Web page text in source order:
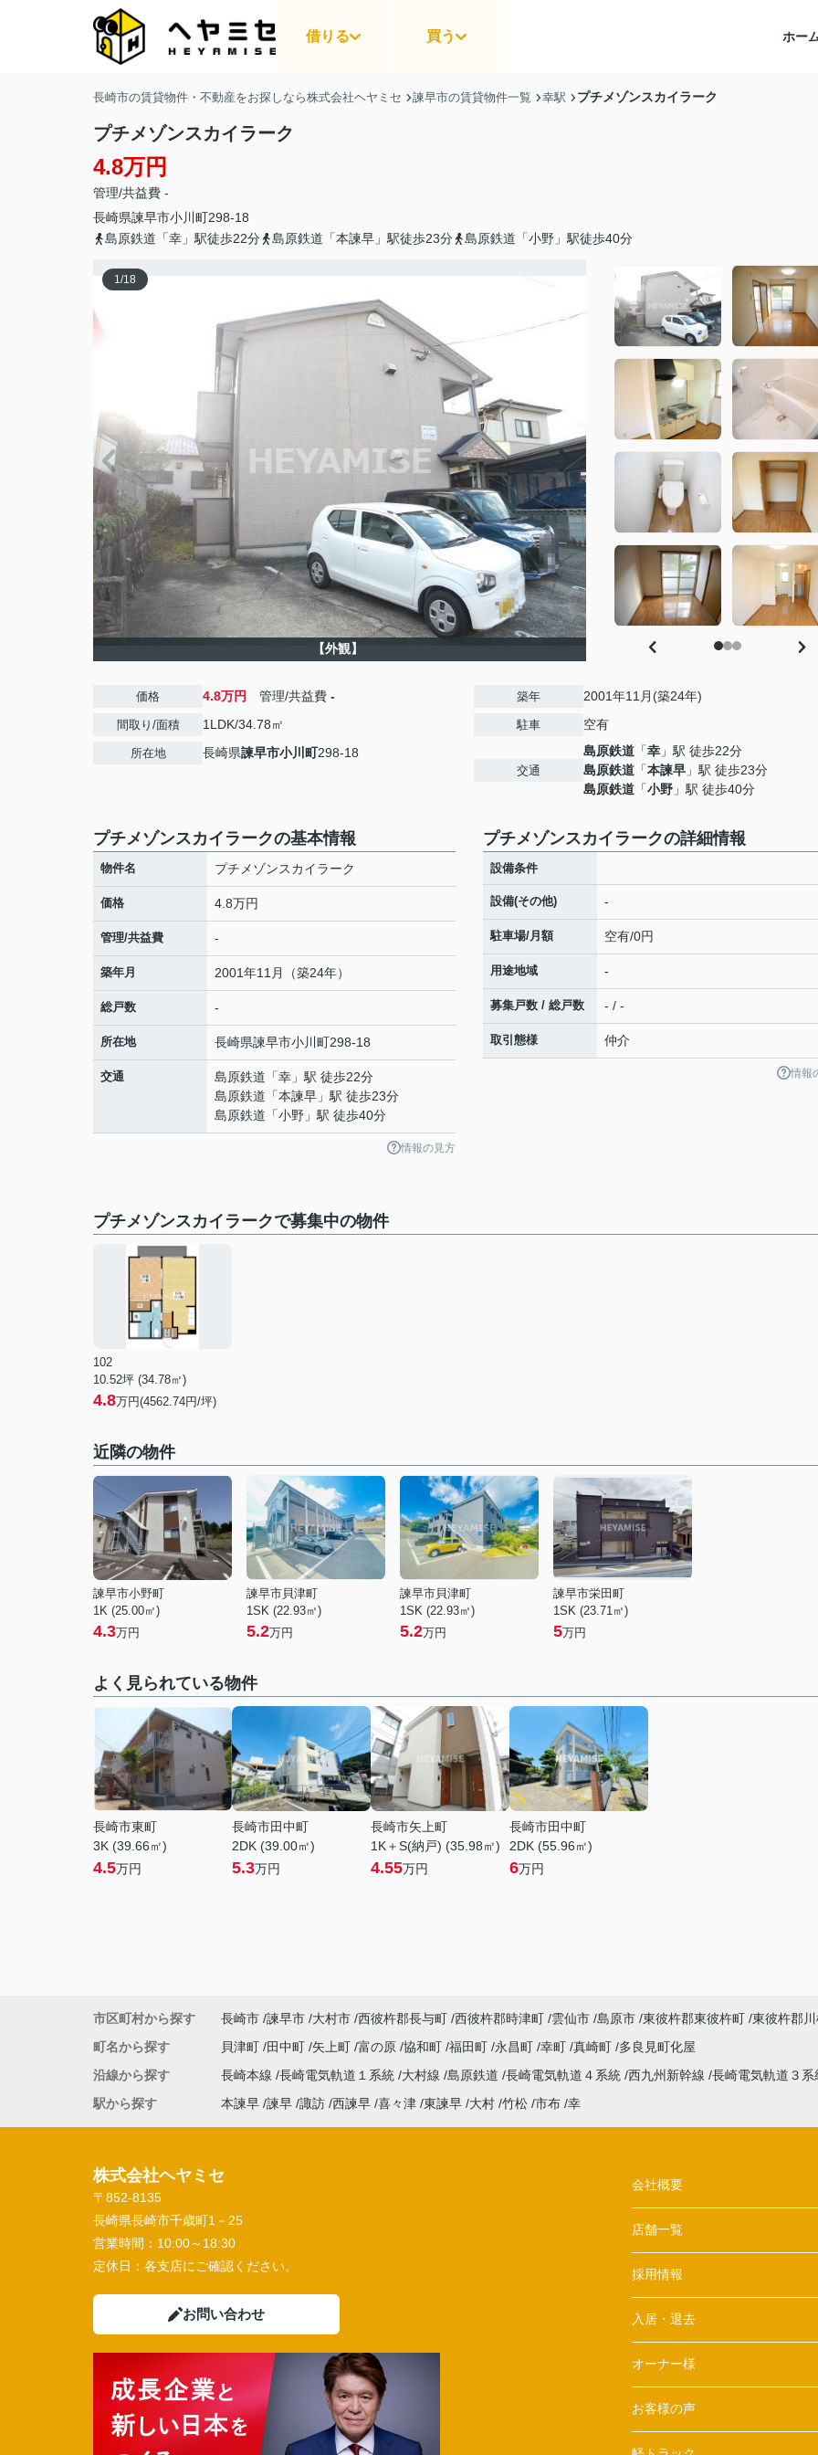
借りる 買う ホー
長崎市の賃貸物件・不動産をお探しなら株式会社ヘヤミセ 諫早市の賃貸物件一覧 幸駅 プチメゾンスカイラーク
プチメゾンスカイラーク
4.8万円
管理/共益費 -
長崎県諫早市小川町298-18
島原鉄道「幸」駅徒歩22分
島原鉄道「本諫早」駅徒歩23分 島原鉄道「小野」駅徒歩40分
1/18
【外観】
価格 4.8万円 管理/共益費 -
間取り/面積 1LDK/34.78㎡
所在地 長崎県諫早市小川町298-18
築年 2001年11月(築24年)
駐車 空有
交通
島原鉄道 「幸 」駅 徒歩22分
島原鉄道 「本諫早 」駅 徒歩23分
島原鉄道 「小野 」駅 徒歩40分
プチメゾンスカイラークの基本情報
物件名 プチメゾンスカイラーク
価格 4.8万円
管理/共益費 -
築年月 2001年11月（築24年）
総戸数 -
所在地 長崎県諫早市小川町298-18
交通 島原鉄道 「幸 」駅 徒歩22分
島原鉄道 「本諫早 」駅 徒歩23分
島原鉄道 「小野 」駅 徒歩40分
情報の見方
プチメゾンスカイラークの詳細情報
設備条件
設備(その他) -
駐車場/月額 空有/0円
用途地域 -
募集戸数 / 総戸数 - / -
取引態様 仲介
情報
プチメゾンスカイラークで募集中の物件
102
10.52坪 (34.78㎡)
4.8万円(4562.74円/坪)
近隣の物件
諫早市小野町
1K (25.00㎡)
4.3万円
諫早市貝津町
1SK (22.93㎡)
5.2万円
諫早市貝津町
1SK (22.93㎡)
5.2万円
諫早市栄田町
1SK (23.71㎡)
5万円
よく見られている物件
長崎市東町
3K (39.66㎡)
4.5万円
長崎市田中町
2DK (39.00㎡)
5.3万円
長崎市矢上町
1K＋S(納戸) (35.98㎡)
4.55万円
長崎市田中町
2DK (55.96㎡)
6万円
市区町村から探す 長崎市 諫早市 大村市 西彼杵郡長与町 西彼杵郡時津町 雲仙市 島原市 東彼杵郡東彼杵町 東彼杵郡
町名から探す
貝津町 田中町 矢上町 富の原 協和町 福田町 永昌町 幸町 真崎町 多良見町化屋
沿線から探す
長崎本線 長崎電気軌道１系統 大村線 島原鉄道 長崎電気軌道４系統 西九州新幹線 長崎電気軌道３
駅から探す
本諫早 諫早 諏訪 西諫早 喜々津 東諫早 大村 竹松 市布 幸
株式会社ヘヤミセ
〒852-8135
長崎県長崎市千歳町1－25
営業時間： 10:00～18:30
定休日： 各支店にご確認ください。
お問い合わせ
会社概要
店舗一覧
採用情報
入居・退去
オーナー様
お客様の声